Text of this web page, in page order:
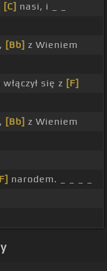
[C] nasi, i _ _
[Bb] z Wieniem
się z [F]
[Bb] z Wieniem
narodem. _ _ _ _